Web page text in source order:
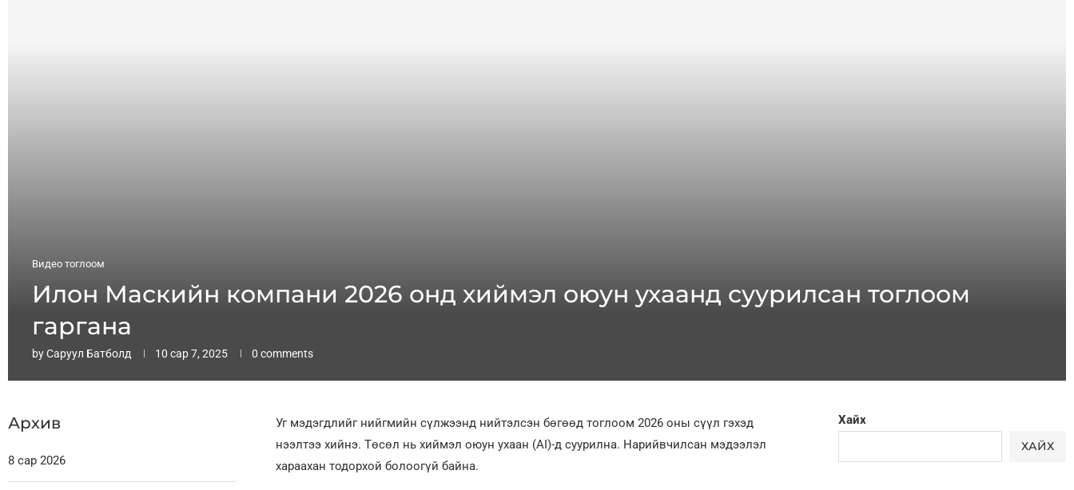
Видео тоглоом
Илон Маскийн компани 2026 онд хиймэл оюун ухаанд суурилсан тоглоом
гаргана
byСаруул Батболд 10 сар 7, 2025 0 comments
Уг мэдэгдлийг нийгмийн сүлжээнд нийтэлсэн бөгөөд тоглоом 2026 оны сүүл гэхэд
нээлтээ хийнэ. Төсөл нь хиймэл оюун ухаан (AI)-д суурилна. Нарийвчилсан мэдээлэл
хараахан тодорхой болоогүй байна.
Хайх
ХАЙХ
Архив
8 сар 2026